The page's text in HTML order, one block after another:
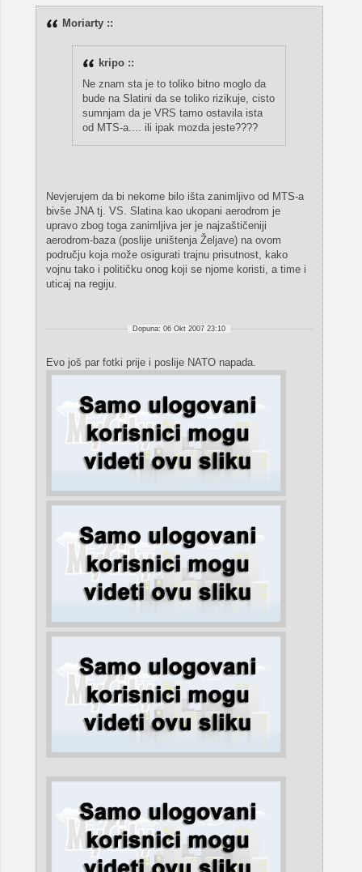
Moriarty ::
kripo ::
Ne znam sta je to toliko bitno moglo da
bude na Slatini da se toliko rizikuje, cisto
sumnjam da je VRS tamo ostavila ista
od MTS-a.... ili ipak mozda jeste????
Nevjerujem da bi nekome bilo išta zanimljivo od MTS-a
bivše JNA tj. VS. Slatina kao ukopani aerodrom je
upravo zbog toga zanimljiva jer je najzaštičeniji
aerodrom-baza (poslije uništenja Željave) na ovom
području koja može osigurati trajnu prisutnost, kako
vojnu tako i političku onog koji se njome koristi, a time i
uticaj na regiju.
Dopuna: 06 Okt 2007 23:10
Evo još par fotki prije i poslije NATO napada.